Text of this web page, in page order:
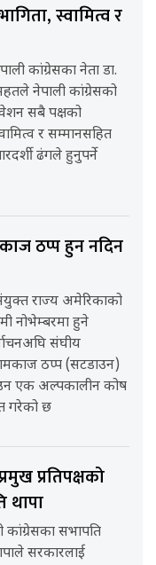
स्वामित्व र
कांग्रेसका नेता डा.
नेपाली कांग्रेसको
सबै पक्षको
र सम्मानसहित
ढंगले हुनुपर्ने
ठप्प हुन नदिन
राज्य अमेरिकाको
नोभेम्बरमा हुने
संघीय
ठप्प (सटडाउन)
एक अल्पकालीन कोष
गरेको छ
प्रतिपक्षको
थापा
कांग्रेसका सभापति
सरकारलाई